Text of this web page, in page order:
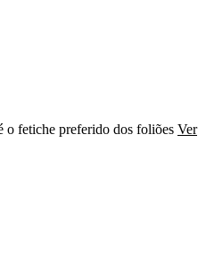
o fetiche preferido dos foliões Ver